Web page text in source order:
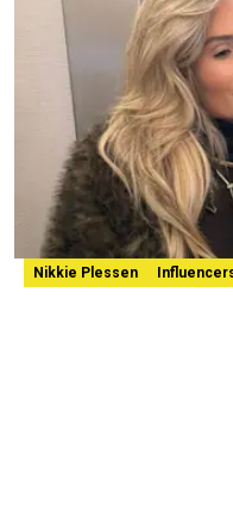
Nikkie Plessen